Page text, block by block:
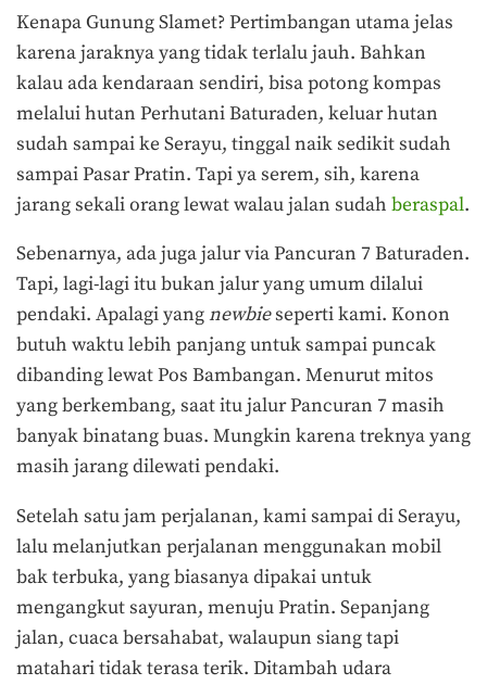
Kenapa Gunung Slamet? Pertimbangan utama jelas
karena jaraknya yang tidak terlalu jauh. Bahkan
kalau ada kendaraan sendiri, bisa potong kompas
melalui hutan Perhutani Baturaden, keluar hutan
sudah sampai ke Serayu, tinggal naik sedikit sudah
sampai Pasar Pratin. Tapi ya serem, sih, karena
jarang sekali orang lewat walau jalan sudah beraspal.
Sebenarnya, ada juga jalur via Pancuran 7 Baturaden.
Tapi, lagi-lagi itu bukan jalur yang umum dilalui
pendaki. Apalagi yangnewbieseperti kami. Konon
butuh waktu lebih panjang untuk sampai puncak
dibanding lewat Pos Bambangan. Menurut mitos
yang berkembang, saat itu jalur Pancuran 7 masih
banyak binatang buas. Mungkin karena treknya yang
masih jarang dilewati pendaki.
Setelah satu jam perjalanan, kami sampai di Serayu,
lalu melanjutkan perjalanan menggunakan mobil
bak terbuka, yang biasanya dipakai untuk
mengangkut sayuran, menuju Pratin. Sepanjang
jalan, cuaca bersahabat, walaupun siang tapi
matahari tidak terasa terik. Ditambah udara